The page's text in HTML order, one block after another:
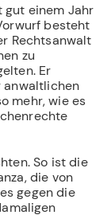
gut einem Jahr
besteht
Rechtsanwalt
zu
Er
anwaltlichen
mehr, wie es
So ist die
die von
gegen die